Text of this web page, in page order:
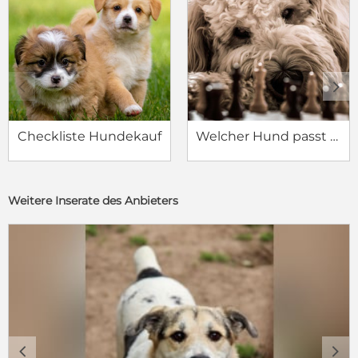
Checkliste Hundekauf Welcher Hund passt zu mir?
c d
Weitere Inserate des Anbieters
c d